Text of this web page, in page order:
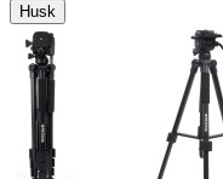
Husk